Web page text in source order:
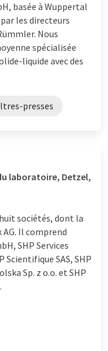
basée à Wuppertal
les directeurs
Nous
spécialisée
liquide avec des
presses
laboratoire, Detzel,
sociétés, dont la
Il comprend
SHP Services
Scientifique SAS, SHP
Sp. z o.o. et SHP